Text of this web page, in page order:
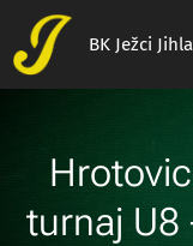
BK Ježci
turnaj U8